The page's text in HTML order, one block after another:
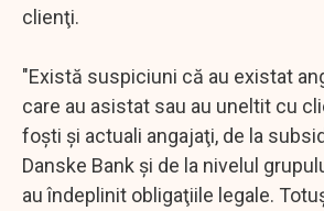
clienţi.
"Există suspiciuni că au existat
care au asistat sau au uneltit cu
foşti şi actuali angajaţi, de la
Danske Bank şi de la nivelul
au îndeplinit obligaţiile legale.